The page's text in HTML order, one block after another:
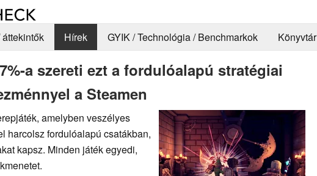
Hírek GYIK / Technológia / Benchmarkok Könyvtár
a szereti ezt a fordulóalapú stratégiai
a Steamen
amelyben veszélyes
harcolsz fordulóalapú csatákban,
kapsz. Minden játék egyedi,